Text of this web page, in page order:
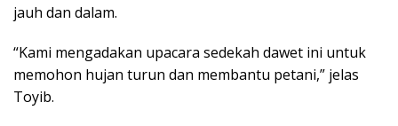
jauh dan dalam.
“Kami mengadakan upacara sedekah dawet ini untuk
memohon hujan turun dan membantu petani,” jelas
Toyib.